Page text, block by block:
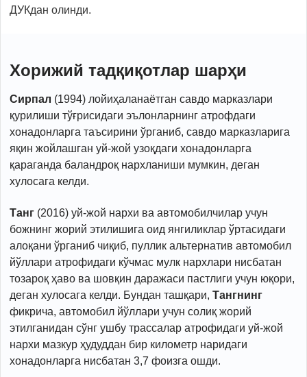
ДУКдан олинди.
Хорижий тадқиқотлар шарҳи
Сирпал (1994) лойиҳаланаётган савдо марказлари
қурилиши тўғрисидаги эълонларнинг атрофдаги
хонадонларга таъсирини ўрганиб, савдо марказларига
яқин жойлашган уй-жой узоқдаги хонадонларга
қараганда баландроқ нархланиши мумкин, деган
хулосага келди.
Танг (2016) уй-жой нархи ва автомобилчилар учун
божнинг жорий этилишига оид янгиликлар ўртасидаги
алоқани ўрганиб чиқиб, пуллик альтернатив автомобил
йўллари атрофидаги кўчмас мулк нархлари нисбатан
тозароқ ҳаво ва шовқин даражаси пастлиги учун юқори,
деган хулосага келди. Бундан ташқари, Тангнинг
фикрича, автомобил йўллари учун солиқ жорий
этилганидан сўнг ушбу трассалар атрофидаги уй-жой
нархи мазкур ҳудуддан бир километр наридаги
хонадонларга нисбатан 3,7 фоизга ошди.